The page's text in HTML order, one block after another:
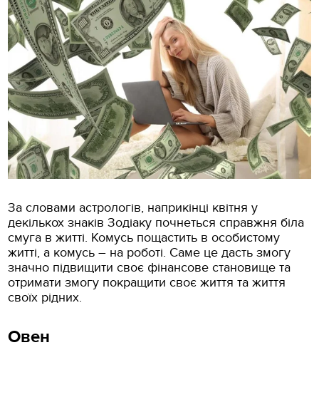
За словами астрологів, наприкінці квітня у
декількох знаків Зодіаку почнеться справжня біла
смуга в житті. Комусь пощастить в особистому
житті, а комусь – на роботі. Саме це дасть змогу
значно підвищити своє фінансове становище та
отримати змогу покращити своє життя та життя
своїх рідних.
Овен